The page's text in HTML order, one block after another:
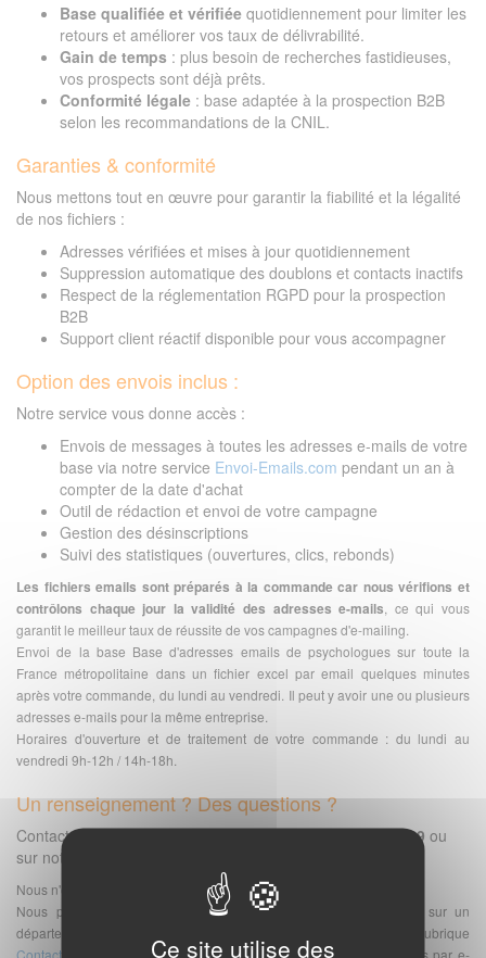
Base qualifiée et vérifiée quotidiennement pour limiter les
retours et améliorer vos taux de délivrabilité.
Gain de temps : plus besoin de recherches fastidieuses,
vos prospects sont déjà prêts.
Conformité légale : base adaptée à la prospection B2B
selon les recommandations de la CNIL.
Garanties & conformité
Nous mettons tout en œuvre pour garantir la fiabilité et la légalité
de nos fichiers :
Adresses vérifiées et mises à jour quotidiennement
Suppression automatique des doublons et contacts inactifs
Respect de la réglementation RGPD pour la prospection
B2B
Support client réactif disponible pour vous accompagner
Option des envois inclus :
Notre service vous donne accès :
Envois de messages à toutes les adresses e-mails de votre
base via notre service Envoi-Emails.com pendant un an à
compter de la date d'achat
Outil de rédaction et envoi de votre campagne
Gestion des désinscriptions
Suivi des statistiques (ouvertures, clics, rebonds)
Les fichiers emails sont préparés à la commande car nous vérifions et
contrôlons chaque jour la validité des adresses e-mails, ce qui vous
garantit le meilleur taux de réussite de vos campagnes d'e-mailing.
Envoi de la base Base d'adresses emails de psychologues sur toute la
France métropolitaine dans un fichier excel par email quelques minutes
après votre commande, du lundi au vendredi. Il peut y avoir une ou plusieurs
adresses e-mails pour la même entreprise.
Horaires d'ouverture et de traitement de votre commande : du lundi au
vendredi 9h-12h / 14h-18h.
Un renseignement ? Des questions ?
Contactez-nous via notrepage contact, au02.40.00.60.99 ou
sur notre
Nous n'envoyons pas d'échantillon de bases.
Nous pouvons vous proposer l'achat d'une sélection du fichier sur un
département ou une région. Le mieux est de vous rendre à la rubrique
Contact et de nous envoyer votre demande. Nous vous répondrons par e-
Ce site utilise des